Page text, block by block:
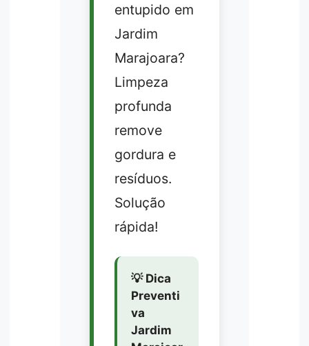
entupido em
Jardim
Marajoara?
Limpeza
profunda
remove
gordura e
resíduos.
Solução
rápida!
💡 Dica
Preventi
va
Jardim